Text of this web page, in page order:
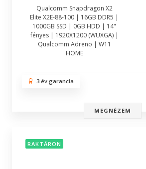
Qualcomm Snapdragon X2
Elite X2E-88-100 | 16GB DDR5 |
1000GB SSD | 0GB HDD | 14"
fényes | 1920X1200 (WUXGA) |
Qualcomm Adreno | W11
HOME
3 év garancia
MEGNÉZEM
RAKTÁRON